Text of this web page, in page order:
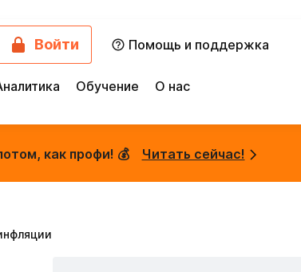
Войти Помощь и поддержка
Обучение О нас
как профи! 💰 Читать сейчас!